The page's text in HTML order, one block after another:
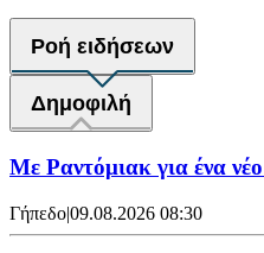
Ροή ειδήσεων
Δημοφιλή
Με Ραντόμιακ για ένα
Γήπεδο|09.08.2026 08:30